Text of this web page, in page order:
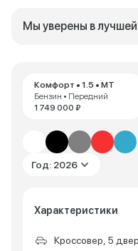
Комфорт • 1.5 • MT
Бензин • Передний
1 749 000 ₽
Год: 2026
Характеристики
Кроссовер, 5
Мы уверены в